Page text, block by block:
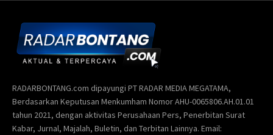
RADARBONTANG.com dipayungi PT RADAR MEDIA MEGATAMA,
Berdasarkan Keputusan Menkumham Nomor AHU-0065806.AH.01.01
tahun 2021, dengan aktivitas Perusahaan Pers, Penerbitan Surat
Kabar, Jurnal, Majalah, Buletin, dan Terbitan Lainnya. Email: